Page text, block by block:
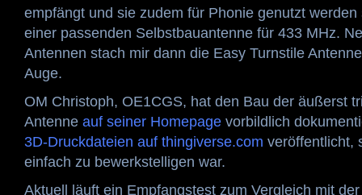
empfängt und sie zudem für Phonie genutzt
einer passenden Selbstbauantenne für 433 MHz.
Antennen stach mir dann die Easy Turnstile
Auge.
OM Christoph, OE1CGS, hat den Bau der äußerst
Antenne auf seiner Homepage vorbildlich
3D-Druckdateien auf thingiverse.com veröffentlicht,
einfach zu bewerkstelligen war.
Aktuell läuft ein Empfangstest zum Vergleich mit